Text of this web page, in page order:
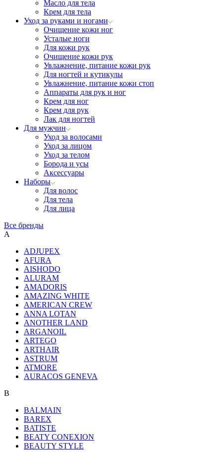
Масло для тела
Крем для тела
Уход за руками и ногами
Очищение кожи ног
Усталые ноги
Для кожи рук
Очищение кожи рук
Увлажнение, питание кожи рук
Для ногтей и кутикулы
Увлажнение, питание кожи стоп
Аппараты для рук и ног
Крем для ног
Крем для рук
Лак для ногтей
Для мужчин
Уход за волосами
Уход за лицом
Уход за телом
Борода и усы
Аксессуары
Наборы
Для волос
Для тела
Для лица
Все бренды
A
ADJUPEX
AFURA
AISHODO
ALURAM
AMADORIS
AMAZING WHITE
AMERICAN CREW
ANNA LOTAN
ANOTHER LAND
ARGANOIL
ARTEGO
ARTHAIR
ASTRUM
ATMORE
AURACOS GENEVA
B
BALMAIN
BAREX
BATISTE
BEATY CONEXION
BEAUTY STYLE